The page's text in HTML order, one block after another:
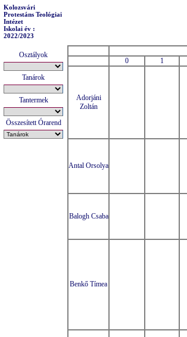
Kolozsvári
Protestáns Teológiai
Intézet
Iskolai év :
2022/2023
Osztályok
Tanárok
Tantermek
Összesített Órarend
0 1
Adorjáni
Zoltán
Antal Orsolya
Balogh Csaba
Benkő Tímea